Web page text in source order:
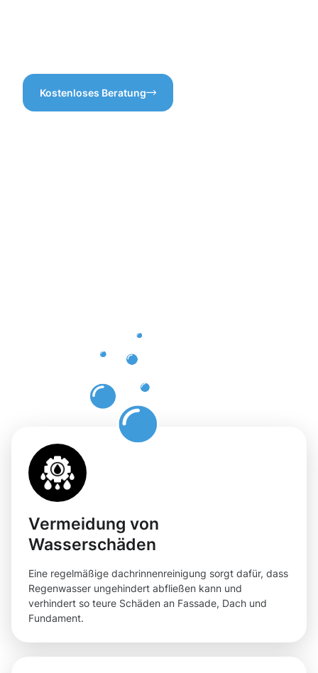
Kostenloses Beratung
Vermeidung von
Wasserschäden
Eine regelmäßige dachrinnenreinigung sorgt dafür, dass
Regenwasser ungehindert abfließen kann und
verhindert so teure Schäden an Fassade, Dach und
Fundament.